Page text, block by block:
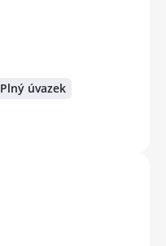
Plný úvazek